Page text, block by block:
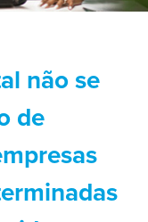
não se
de